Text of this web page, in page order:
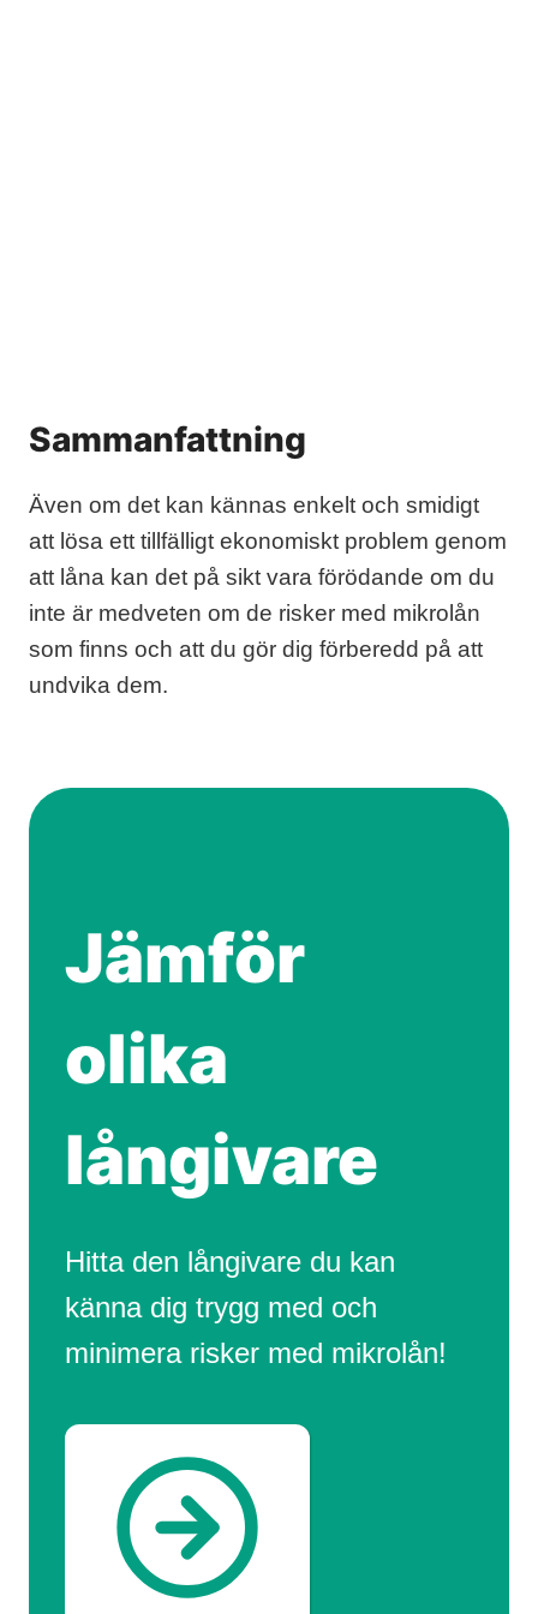
Sammanfattning
Även om det kan kännas enkelt och smidigt
att lösa ett tillfälligt ekonomiskt problem genom
att låna kan det på sikt vara förödande om du
inte är medveten om de risker med mikrolån
som finns och att du gör dig förberedd på att
undvika dem.
Jämför
olika
långivare
Hitta den långivare du kan
känna dig trygg med och
minimera risker med mikrolån!